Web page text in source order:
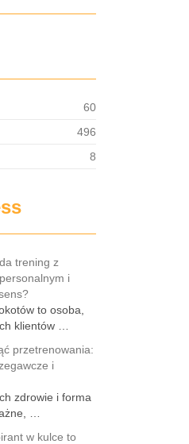
60
496
8
trening z
i
to osoba,
klientów …
przetrenowania:
i
zdrowie i forma
…
w kulce to